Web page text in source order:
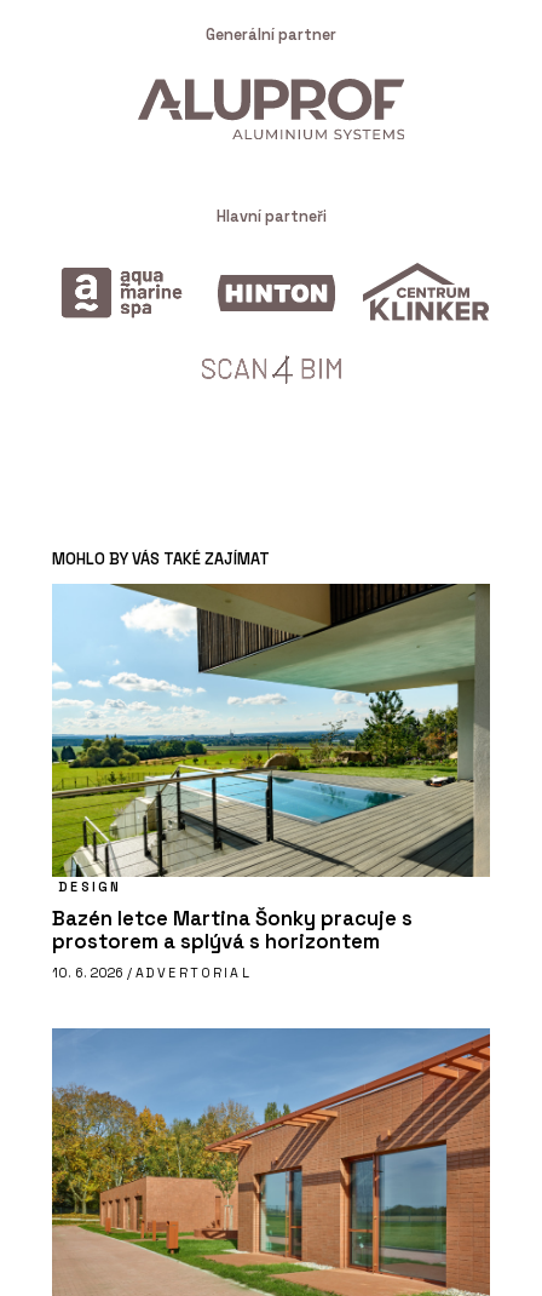
Generální partner
Hlavní partneři
MOHLO BY VÁS TAKÉ ZAJÍMAT
DESIGN
Bazén letce Martina Šonky pracuje s
prostorem a splývá s horizontem
10. 6. 2026 / ADVERTORIAL